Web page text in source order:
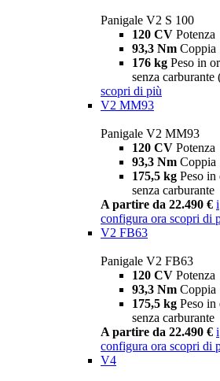
Panigale V2 S 100
120 CV Potenza
93,3 Nm Coppia
176 kg Peso in
senza carburante
scopri di più
V2 MM93
Panigale V2 MM93
120 CV Potenza
93,3 Nm Coppia
175,5 kg Peso in
senza carburante
A partire da 22.490 € i
configura ora scopri di
V2 FB63
Panigale V2 FB63
120 CV Potenza
93,3 Nm Coppia
175,5 kg Peso in
senza carburante
A partire da 22.490 € i
configura ora scopri di
V4